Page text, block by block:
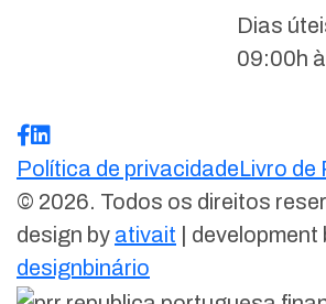
Dias
09:00h
Política de privacidadeLivro de
© 2026. Todos os direitos
design by ativait | development
designbinário